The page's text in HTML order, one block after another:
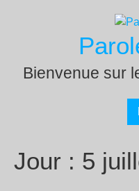
Bienvenue sur
Jour : 5